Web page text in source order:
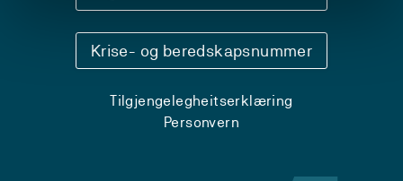
Krise- og beredskapsnummer
Tilgjengelegheitserklæring
Personvern